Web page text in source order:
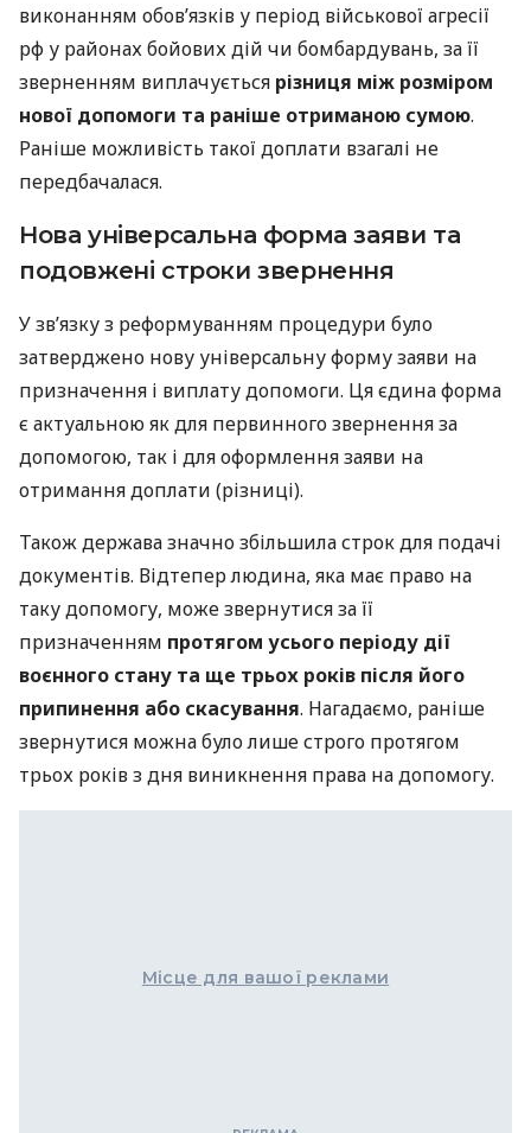
виконанням обов’язків у період військової агресії
рф у районах бойових дій чи бомбардувань, за її
зверненням виплачується різниця між розміром
нової допомоги та раніше отриманою сумою.
Раніше можливість такої доплати взагалі не
передбачалася.
Нова універсальна форма заяви та
подовжені строки звернення
У зв’язку з реформуванням процедури було
затверджено нову універсальну форму заяви на
призначення і виплату допомоги. Ця єдина форма
є актуальною як для первинного звернення за
допомогою, так і для оформлення заяви на
отримання доплати (різниці).
Також держава значно збільшила строк для подачі
документів. Відтепер людина, яка має право на
таку допомогу, може звернутися за її
призначенням протягом усього періоду дії
воєнного стану та ще трьох років після його
припинення або скасування. Нагадаємо, раніше
звернутися можна було лише строго протягом
трьох років з дня виникнення права на допомогу.
Місце для вашої реклами